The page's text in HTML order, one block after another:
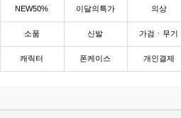
NEW50% 이달의특가 의상
소품 신발 가검ㆍ무기
캐릭터 폰케이스 개인결제